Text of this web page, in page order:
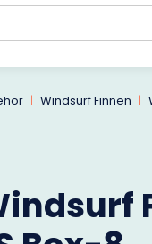
Windsurf Finnen